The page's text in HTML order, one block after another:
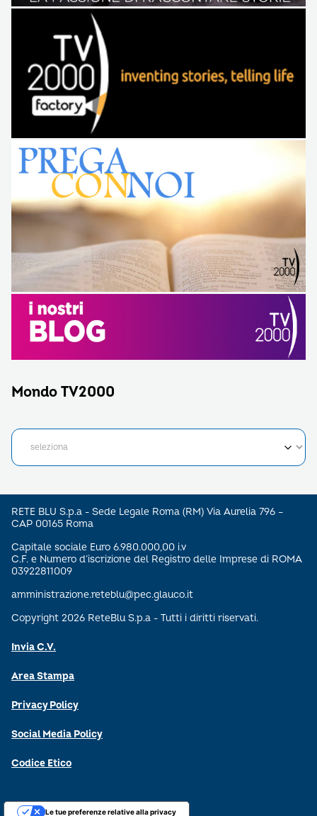
Mondo TV2000
RETE BLU S.p.a - Sede Legale Roma (RM) Via Aurelia 796 –
CAP 00165 Roma
Capitale sociale Euro 6.980.000,00 i.v
C.F. e Numero d’iscrizione del Registro delle Imprese di ROMA
03922811009
amministrazione.reteblu@pec.glauco.it
Copyright 2026 ReteBlu S.p.a - Tutti i diritti riservati.
Invia C.V.
Area Stampa
Privacy Policy
Social Media Policy
Codice Etico
Le tue preferenze relative alla privacy